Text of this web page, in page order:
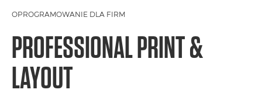
OPROGRAMOWANIE DLA FIRM
PROFESSIONAL PRINT &
LAYOUT